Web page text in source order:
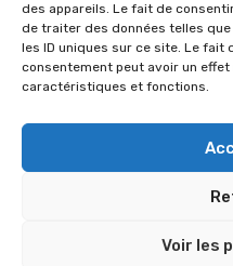
des appareils. Le fait de
de traiter des données telles
les ID uniques sur ce site. Le fait
consentement peut avoir un
caractéristiques et fonctions.
Voir les